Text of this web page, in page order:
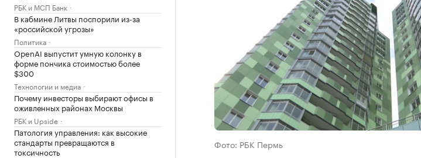
РБК и МСП Банк
В кабмине Литвы поспорили из-за
«российской угрозы»
Политика
OpenAI выпустит умную колонку в
форме пончика стоимостью более
$300
Технологии и медиа
Почему инвесторы выбирают офисы в
оживленных районах Москвы
РБК и Upside
Патология управления: как высокие
стандарты превращаются в
токсичность
Фото: РБК Пермь